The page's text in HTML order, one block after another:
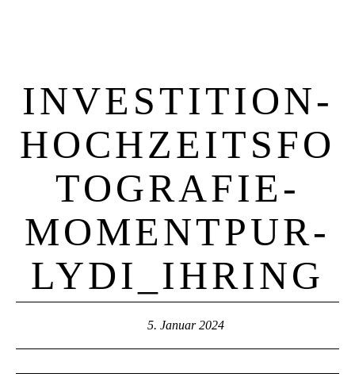
INVESTITION-
HOCHZEITSFO
TOGRAFIE-
MOMENTPUR-
LYDI_IHRING
5. Januar 2024